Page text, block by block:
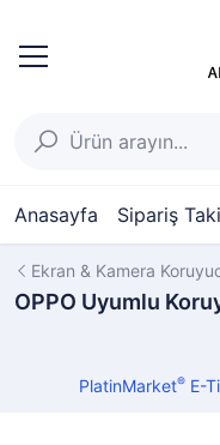
Anasayfa Sipariş
Ekran & Kamera
OPPO Uyumlu
PlatinMarket®E-